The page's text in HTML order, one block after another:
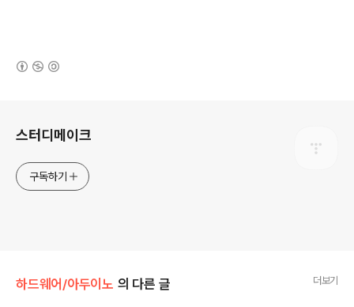
스터디메이크
구독하기
하드웨어/아두이노 의 다른 글 더보기